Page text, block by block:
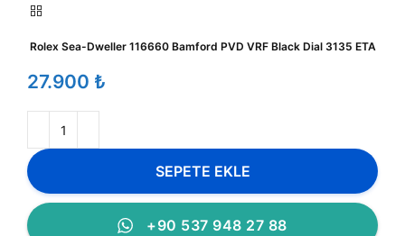
Rolex Sea-Dweller 116660 Bamford PVD VRF Black Dial 3135 ETA
₺
SEPETE EKLE
+90 537 948 27 88